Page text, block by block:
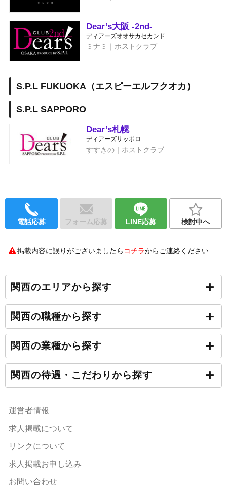
Dear’s大阪 -2nd-
ディアーズオオサカセカンド
ミナミ｜ホストクラブ
S.P.L FUKUOKA（エスピーエルフクオカ）
S.P.L SAPPORO
Dear’s札幌
ディアーズサッポロ
すすきの｜ホストクラブ
電話応募 フォーム応募 LINE応募 検討中へ
掲載内容に誤りがございましたら コチラからご連絡ください
関西のエリアから探す
関西の職種から探す
関西の業種から探す
関西の待遇・こだわりから探す
運営者情報
求人掲載について
リンクについて
求人掲載お申し込み
お問い合わせ